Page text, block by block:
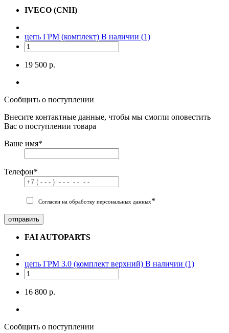
IVECO (CNH)
цепь ГРМ (комплект) В наличии (1)
19 500 р.
Сообщить о поступлении
Внесите контактные данные, чтобы мы смогли оповестить
Вас о поступлении товара
Ваше имя*
Телефон*
Согласен на обработку персональных данных*
отправить
FAI AUTOPARTS
цепь ГРМ 3.0 (комплект верхний) В наличии (1)
16 800 р.
Сообщить о поступлении